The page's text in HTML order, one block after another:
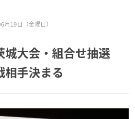
月19日（金曜日）
城大会・組合せ抽選
手決まる